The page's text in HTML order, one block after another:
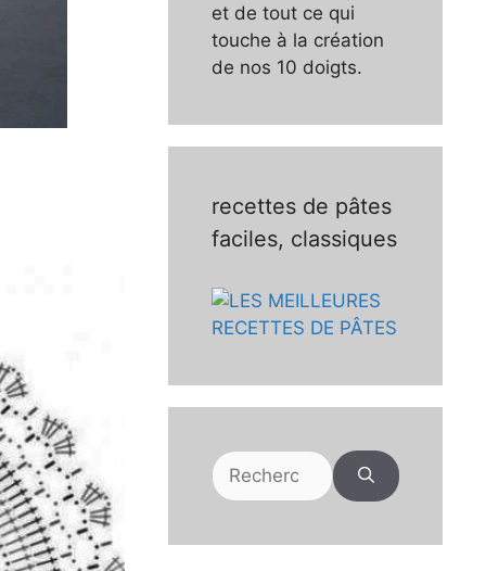
et de tout ce qui
touche à la création
de nos 10 doigts.
recettes de pâtes
faciles, classiques
Rechercher :